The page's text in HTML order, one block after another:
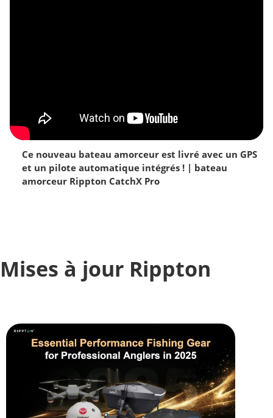
Ce nouveau bateau amorceur est livré avec un GPS
et un pilote automatique intégrés ! | bateau
amorceur Rippton CatchX Pro
Mises à jour Rippton